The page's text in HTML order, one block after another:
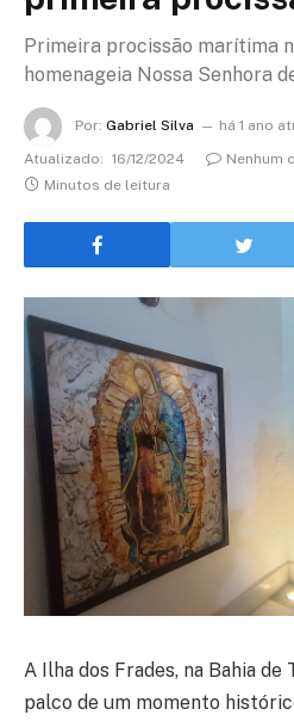
Primeira procissão marítima
homenageia Nossa Senhora
Por: Gabriel Silva
há 1 ano
Atualizado: 16/12/2024
Nenhum
Minutos de leitura
A Ilha dos Frades, na Bahia de
palco de um momento